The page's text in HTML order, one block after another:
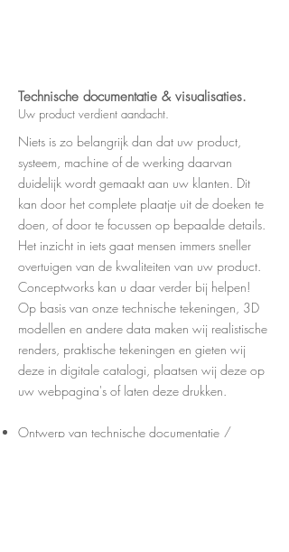
Technische documentatie & visualisaties.
Uw product verdient aandacht.
Niets is zo belangrijk dan dat uw product,
systeem, machine of de werking daarvan
duidelijk wordt gemaakt aan uw klanten. Dit
kan door het complete plaatje uit de doeken te
doen, of door te focussen op bepaalde details.
Het inzicht in iets gaat mensen immers sneller
overtuigen van de kwaliteiten van uw product.
Conceptworks kan u daar verder bij helpen!
Op basis van onze technische tekeningen, 3D
modellen en andere data maken wij realistische
renders, praktische tekeningen en gieten wij
deze in digitale catalogi, plaatsen wij deze op
uw webpagina's of laten deze drukken.
Ontwerp van technische documentatie /